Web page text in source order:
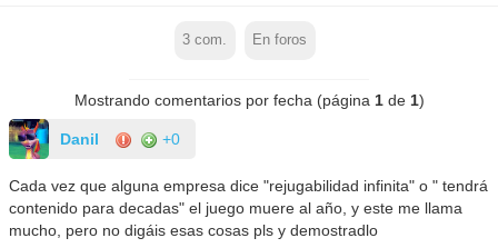
3 com. En foros
Mostrando comentarios por fecha (página 1de 1)
Danil +0
Cada vez que alguna empresa dice "rejugabilidad infinita" o " tendrá
contenido para decadas" el juego muere al año, y este me llama
mucho, pero no digáis esas cosas pls y demostradlo